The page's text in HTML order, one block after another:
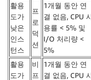
활용
도가
낮은
인스
턴스
프
로
덕
션
1개월 동안 연
결 없음, CPU
용률 < 5% 및
I/O 처리량 <
5%
활용
도가
비
프
1개월 동안 연
결 없음, CPU